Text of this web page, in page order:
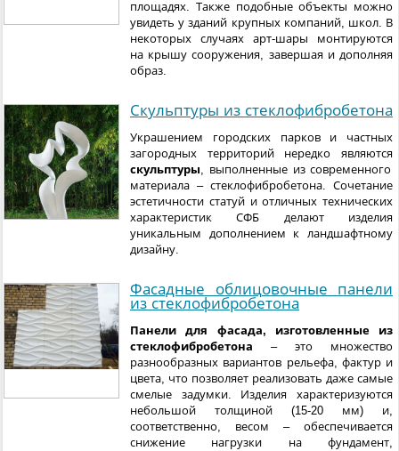
площадях. Также подобные объекты можно
увидеть у зданий крупных компаний, школ. В
некоторых случаях арт-шары монтируются
на крышу сооружения, завершая и дополняя
образ.
Скульптуры из стеклофибробетона
Украшением городских парков и частных
загородных территорий нередко являются
скульптуры, выполненные из современного
материала – стеклофибробетона. Сочетание
эстетичности статуй и отличных технических
характеристик СФБ делают изделия
уникальным дополнением к ландшафтному
дизайну.
Фасадные облицовочные панели
из стеклофибробетона
Панели для фасада, изготовленные из
стеклофибробетона – это множество
разнообразных вариантов рельефа, фактур и
цвета, что позволяет реализовать даже самые
смелые задумки. Изделия характеризуются
небольшой толщиной (15-20 мм) и,
соответственно, весом – обеспечивается
снижение нагрузки на фундамент,